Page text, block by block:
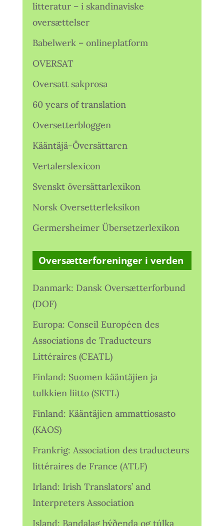
litteratur – i skandinaviske
oversættelser
Babelwerk – onlineplatform
OVERSAT
Oversatt sakprosa
60 years of translation
Oversetterbloggen
Kääntäjä-Översättaren
Vertalerslexicon
Svenskt översättarlexikon
Norsk Oversetterleksikon
Germersheimer Übersetzerlexikon
Oversætterforeninger i verden
Danmark: Dansk Oversætterforbund
(DOF)
Europa: Conseil Européen des
Associations de Traducteurs
Littéraires (CEATL)
Finland: Suomen kääntäjien ja
tulkkien liitto (SKTL)
Finland: Kääntäjien ammattiosasto
(KAOS)
Frankrig: Association des traducteurs
littéraires de France (ATLF)
Irland: Irish Translators’ and
Interpreters Association
Island: Bandalag þýðenda og túlka